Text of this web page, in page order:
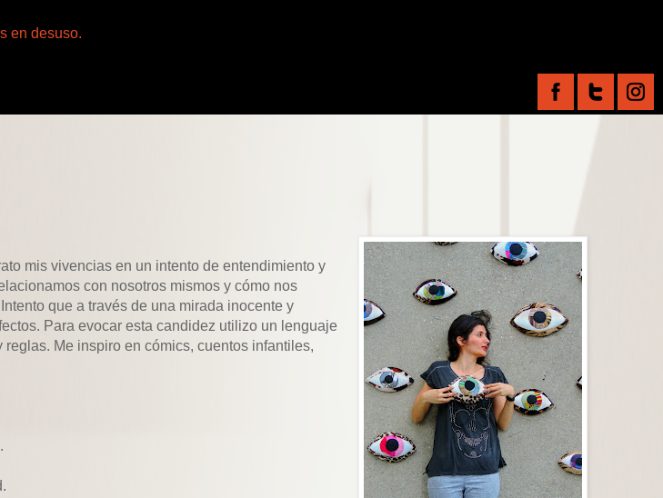
en desuso.
mis vivencias en un intento de entendimiento y
con nosotros mismos y cómo nos
que a través de una mirada inocente y
Para evocar esta candidez utilizo un lenguaje
Me inspiro en cómics, cuentos infantiles,